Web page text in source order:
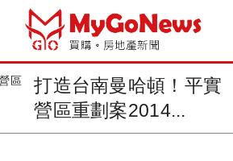
打造台南曼哈頓！平實
營區重劃案2014...